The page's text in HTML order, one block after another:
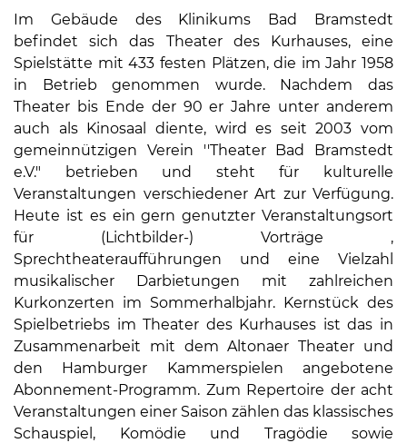
Mo,
Di,
Fr
08
Uhr
Do
08
Uhr
und
Im Gebäude des Klinikums Bad Bramstedt
befindet sich das Theater des Kurhauses, eine
Spielstätte mit 433 festen Plätzen, die im Jahr 1958
in Betrieb genommen wurde. Nachdem das
Theater bis Ende der 90 er Jahre unter anderem
auch als Kinosaal diente, wird es seit 2003 vom
gemeinnützigen Verein ''Theater Bad Bramstedt
e.V." betrieben und steht für kulturelle
Veranstaltungen verschiedener Art zur Verfügung.
Heute ist es ein gern genutzter Veranstaltungsort
für (Lichtbilder-) Vorträge ,
Sprechtheateraufführungen und eine Vielzahl
musikalischer Darbietungen mit zahlreichen
Kurkonzerten im Sommerhalbjahr. Kernstück des
Spielbetriebs im Theater des Kurhauses ist das in
Zusammenarbeit mit dem Altonaer Theater und
den Hamburger Kammerspielen angebotene
Abonnement-Programm. Zum Repertoire der acht
Veranstaltungen einer Saison zählen das klassisches
Schauspiel, Komödie und Tragödie sowie